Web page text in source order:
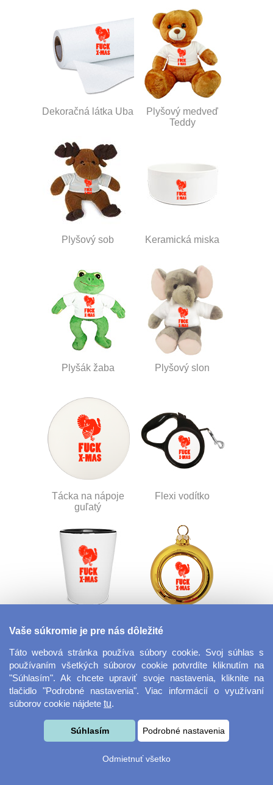
Dekoračná látka Uba
Plyšový medveď
Teddy
Plyšový sob Keramická miska
Plyšák žaba Plyšový slon
Tácka na nápoje
guľatý
Flexi vodítko
Panák - štamprle
Plastová vianočné
okrajov 18x13 cm
Vaše súkromie je pre nás dôležité
Táto webová stránka používa súbory cookie. Svoj súhlas s
používaním všetkých súborov cookie potvrdíte kliknutím na
"Súhlasím". Ak chcete upraviť svoje nastavenia, kliknite na
tlačidlo "Podrobné nastavenia". Viac informácií o využívaní
súborov cookie nájdete tu.
Súhlasím Podrobné nastavenia
Odmietnuť všetko